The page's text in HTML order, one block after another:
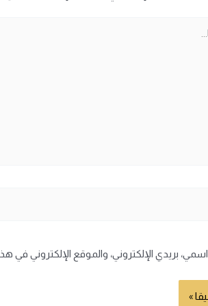
بريدي الإلكتروني، والموقع الإلكتروني في